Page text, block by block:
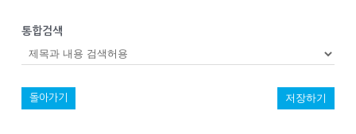
통합검색
돌아가기 저장하기